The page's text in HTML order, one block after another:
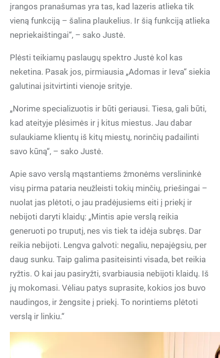
įrangos pranašumas yra tas, kad lazeris atlieka tik
vieną funkciją – šalina plaukelius. Ir šią funkciją atlieka
nepriekaištingai“, – sako Justė.
Plėsti teikiamų paslaugų spektro Justė kol kas
neketina. Pasak jos, pirmiausia „Adomas ir Ieva“ siekia
galutinai įsitvirtinti vienoje srityje.
„Norime specializuotis ir būti geriausi. Tiesa, gali būti,
kad ateityje plėsimės ir į kitus miestus. Jau dabar
sulaukiame klientų iš kitų miestų, norinčių padailinti
savo kūną“, – sako Justė.
Apie savo verslą mąstantiems žmonėms verslininkė
visų pirma pataria neužleisti tokių minčių, priešingai –
nuolat jas plėtoti, o jau pradėjusiems eiti į priekį ir
nebijoti daryti klaidų: „Mintis apie verslą reikia
generuoti po truputį, nes vis tiek ta idėja subręs. Dar
reikia nebijoti. Lengva galvoti: negaliu, nepajėgsiu, per
daug sunku. Taip galima pasiteisinti visada, bet reikia
ryžtis. O kai jau pasiryžti, svarbiausia nebijoti klaidų. Iš
jų mokomasi. Vėliau patys suprasite, kokios jos buvo
naudingos, ir žengsite į priekį. To norintiems plėtoti
verslą ir linkiu.“